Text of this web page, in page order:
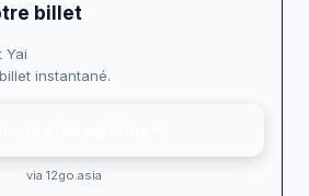
billet
Yai
instantané.
via 12go.asia